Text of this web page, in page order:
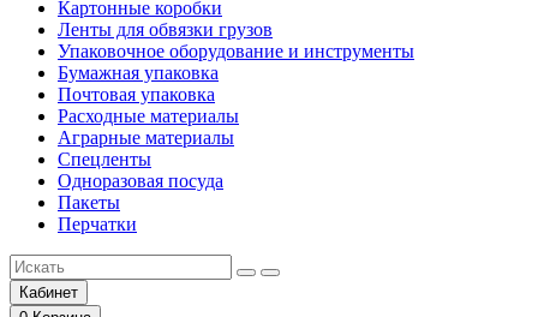
Картонные коробки
Ленты для обвязки грузов
Упаковочное оборудование и инструменты
Бумажная упаковка
Почтовая упаковка
Расходные материалы
Аграрные материалы
Спецленты
Одноразовая посуда
Пакеты
Перчатки
Кабинет